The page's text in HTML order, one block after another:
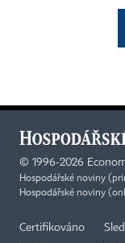
© 1996-2026
Hospodářské noviny
Hospodářské noviny
Certifikováno